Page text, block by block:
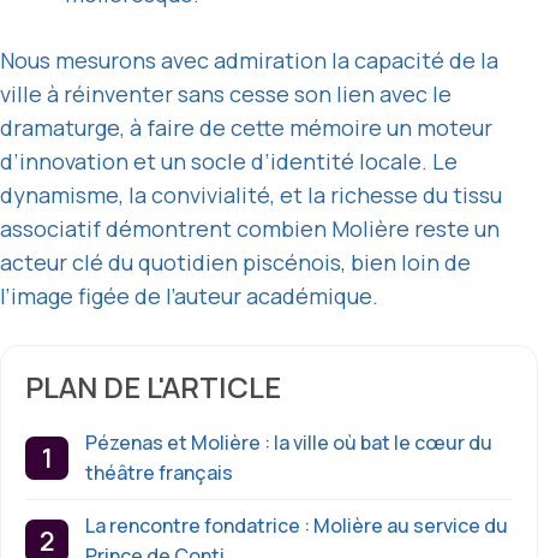
Nous mesurons avec admiration la capacité de la
ville à réinventer sans cesse son lien avec le
dramaturge, à faire de cette mémoire un moteur
d’innovation et un socle d’identité locale. Le
dynamisme, la convivialité, et la richesse du tissu
associatif démontrent combien Molière reste un
acteur clé du quotidien piscénois, bien loin de
l’image figée de l’auteur académique.
PLAN DE L'ARTICLE
Pézenas et Molière : la ville où bat le cœur du
théâtre français
La rencontre fondatrice : Molière au service du